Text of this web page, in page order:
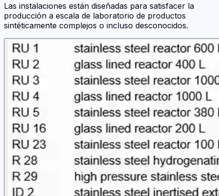
Las instalaciones están diseñadas para satisfacer la
producción a escala de laboratorio de productos
sintéticamente complejos o incluso desconocidos.